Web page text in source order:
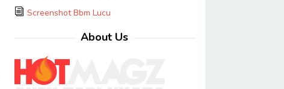
Screenshot Bbm Lucu
About Us